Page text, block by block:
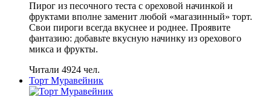
Пирог из песочного теста с ореховой начинкой и
фруктами вполне заменит любой «магазинный» торт.
Свои пироги всегда вкуснее и роднее. Проявите
фантазию: добавьте вкусную начинку из орехового
микса и фрукты.
Читали 4924 чел.
Торт Муравейник